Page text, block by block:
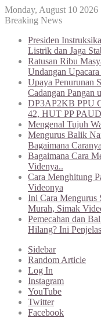
Monday, August 10 2026
Breaking News
Presiden
Listrik dan Jaga
Ratusan Ribu
Undangan
Upaya Penurunan
Cadangan Pangan
DP3AP2KB PPU
42, HUT PP
Mengenal Tujuh
Mengurus Balik
Bagaimana
Bagaimana Cara
Videnya..
Cara Menghitung
Videonya
Ini Cara Mengurus
Murah, Simak
Pemecahan dan
Hilang? Ini
Sidebar
Random Article
Log In
Instagram
YouTube
Twitter
Facebook